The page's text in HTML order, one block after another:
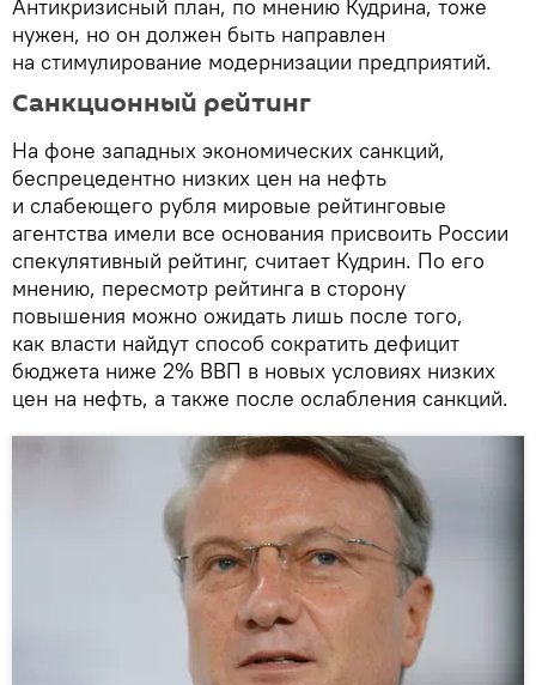
Антикризисный план, по мнению Кудрина, тоже
нужен, но он должен быть направлен
на стимулирование модернизации предприятий.
Санкционный рейтинг
На фоне западных экономических санкций,
беспрецедентно низких цен на нефть
и слабеющего рубля мировые рейтинговые
агентства имели все основания присвоить России
спекулятивный рейтинг, считает Кудрин. По его
мнению, пересмотр рейтинга в сторону
повышения можно ожидать лишь после того,
как власти найдут способ сократить дефицит
бюджета ниже 2% ВВП в новых условиях низких
цен на нефть, а также после ослабления санкций.